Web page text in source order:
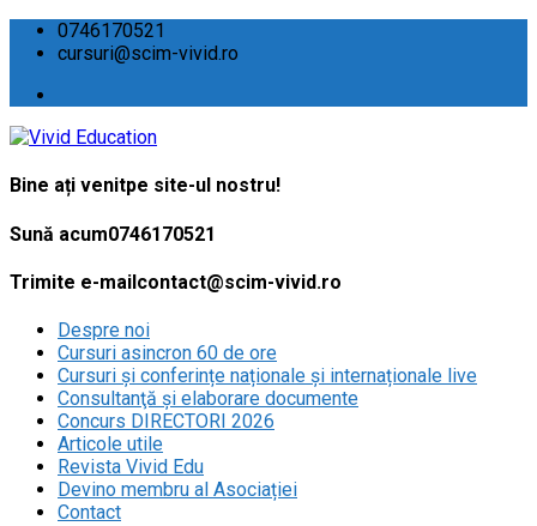
0746170521
cursuri@scim-vivid.ro
Bine ați venitpe site-ul nostru!
Sună acum0746170521
Trimite e-mailcontact@scim-vivid.ro
Despre noi
Cursuri asincron 60 de ore
Cursuri și conferințe naționale și internaționale live
Consultanţă și elaborare documente
Concurs DIRECTORI 2026
Articole utile
Revista Vivid Edu
Devino membru al Asociației
Contact